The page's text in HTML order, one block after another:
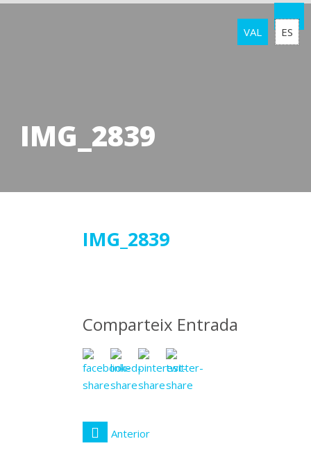
VAL ES
IMG_2839
IMG_2839
Comparteix Entrada
Anterior